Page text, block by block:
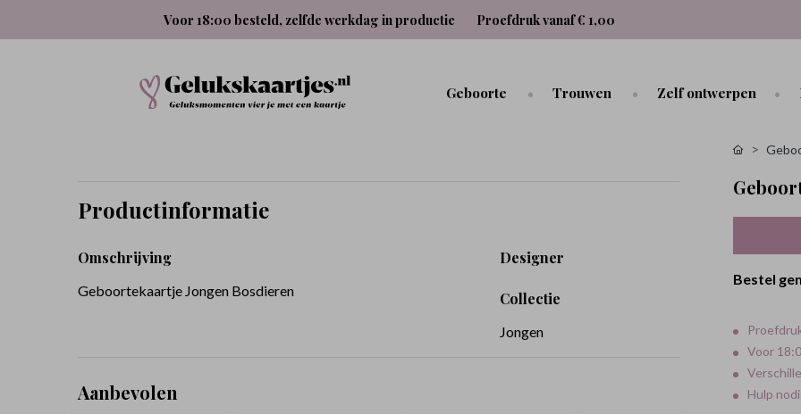
Voor 18:00 besteld, zelfde werkdag in productie Proefdruk vanaf € 1,00
Geboorte Trouwen Zelf ontwerpen
Productinformatie
Omschrijving
Geboortekaartje Jongen Bosdieren
Designer
Collectie
Jongen
Aanbevolen
Bestel
Voor
Hulp